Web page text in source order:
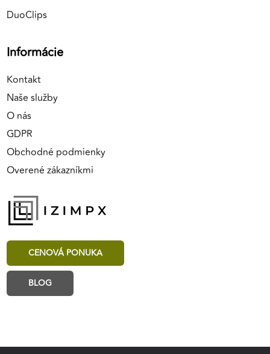
DuoClips
Informácie
Kontakt
Naše služby
O nás
GDPR
Obchodné podmienky
Overené zákazníkmi
CENOVÁ PONUKA
BLOG